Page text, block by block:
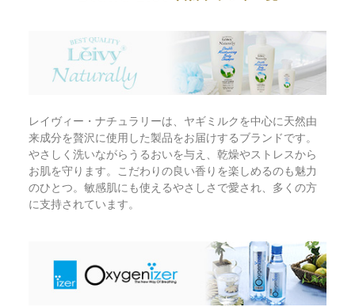
レイヴィー・ナチュラリーは、ヤギミルクを中心に天然由
来成分を贅沢に使用した製品をお届けするブランドです。
やさしく洗いながらうるおいを与え、乾燥やストレスから
お肌を守ります。こだわりの良い香りを楽しめるのも魅力
のひとつ。敏感肌にも使えるやさしさで愛され、多くの方
に支持されています。